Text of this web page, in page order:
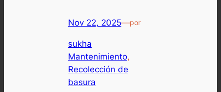
Nov 22, 2025—por
sukha
Mantenimiento
Recolección de
basura